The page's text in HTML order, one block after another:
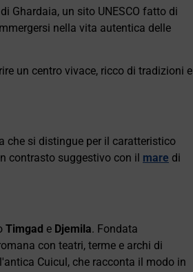
Ghardaia, un sito UNESCO fatto di
nella vita autentica delle
un centro vivace, ricco di tradizioni e
che si distingue per il caratteristico
contrasto suggestivo con il mare di
Timgad e Djemila. Fondata
con teatri, terme e archi di
Cuicul, che racconta il modo in